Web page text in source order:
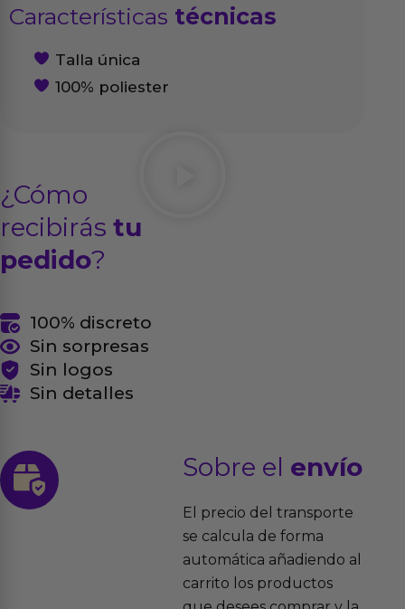
Características técnicas
Talla única
100% poliester
¿Cómo
recibirás tu
pedido?
100% discreto
Sin sorpresas
Sin logos
Sin detalles
Sobre el envío
El precio del transporte
se calcula de forma
automática añadiendo al
carrito los productos